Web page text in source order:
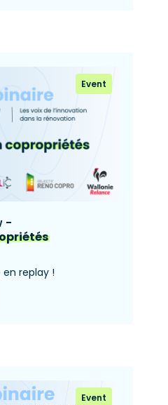
Event
-
en replay !
Event